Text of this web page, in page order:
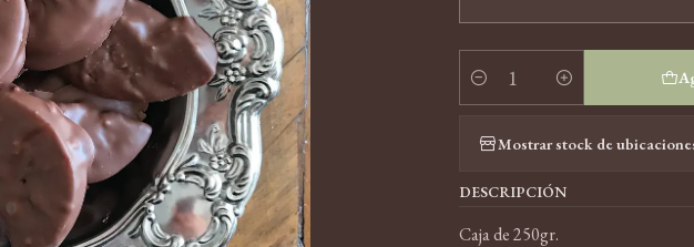
Cantidad
Mostrar stock de
DESCRIPCIÓN
Caja de 250gr.